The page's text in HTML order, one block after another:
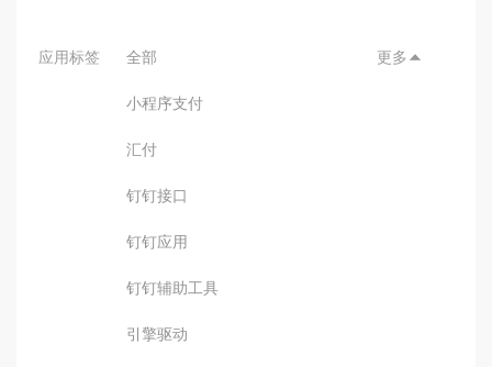
应用标签 全部
小程序支付
汇付
钉钉接口
钉钉应用
钉钉辅助工具
引擎驱动
更多 